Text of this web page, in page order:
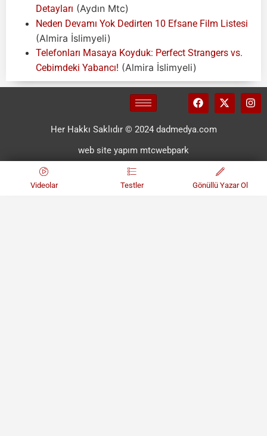
Detayları (Aydın Mtc)
Neden Devamı Yok Dedirten 10 Efsane Film Listesi
(Almira İslimyeli)
Telefonları Masaya Koyduk: Perfect Strangers vs.
Cebimdeki Yabancı! (Almira İslimyeli)
Her Hakkı Saklıdır © 2024 dadmedya.com
web site yapım mtcwebpark
Videolar Testler Gönüllü Yazar Ol